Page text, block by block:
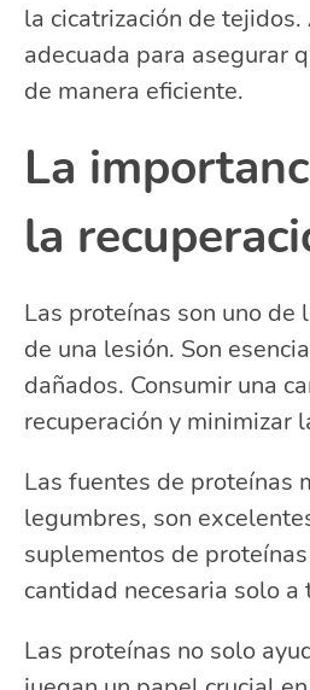
la cicatrización de
adecuada para asegurar
de manera eficiente.
La
la
Las proteínas son uno
de una lesión. Son
dañados. Consumir una
recuperación y minimizar
Las fuentes de proteínas
legumbres, son
suplementos de
cantidad necesaria solo
Las proteínas no solo